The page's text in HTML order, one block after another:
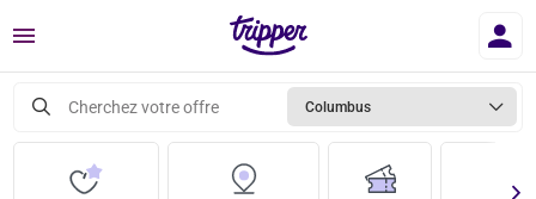
Menu
Cherchez votre offre Columbus